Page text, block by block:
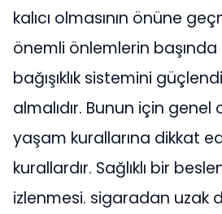
kalıcı olmasının önüne
önemli önlemlerin
bağışıklık sistemini
almalıdır. Bunun için genel
yaşam kurallarına dikkat
kurallardır. Sağlıklı bir
izlenmesi. sigaradan uzak